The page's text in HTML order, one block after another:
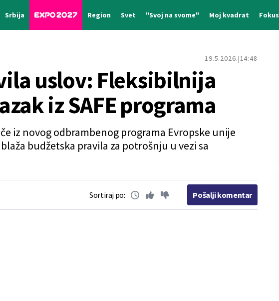
Srbija Region Svet "Svoj na svome" Moj kvadrat Fokus
19.5.2026. 14:48
uslov: Fleksibilnija
iz SAFE programa
iz novog odbrambenog programa Evropske unije
budžetska pravila za potrošnju u vezi sa
Sortiraj po: Pošalji komentar